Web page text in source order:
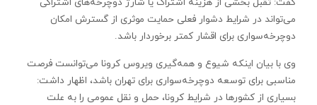
می‌تواند در شرایط دشوار فعلی حمایت موثری از گسترش امکان
دوچرخه‌سواری برای اقشار کمتر برخوردار باشد.
وی با بیان اینکه شیوع و همه‌گیری ویروس کرونا می‌توانست فرصت
مناسبی برای توسعه دوچرخه‌سواری برای تهران باشد، اظهار داشت:
بسیاری از کشورها در شرایط کرونا، حمل و نقل عمومی را به علت